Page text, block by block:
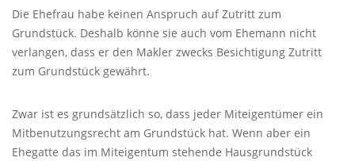
Die Ehefrau habe keinen Anspruch auf Zutritt zum
Grundstück. Deshalb könne sie auch vom Ehemann nicht
verlangen, dass er den Makler zwecks Besichtigung Zutritt
zum Grundstück gewährt.
Zwar ist es grundsätzlich so, dass jeder Miteigentümer ein
Mitbenutzungsrecht am Grundstück hat. Wenn aber ein
Ehegatte das im Miteigentum stehende Hausgrundstück